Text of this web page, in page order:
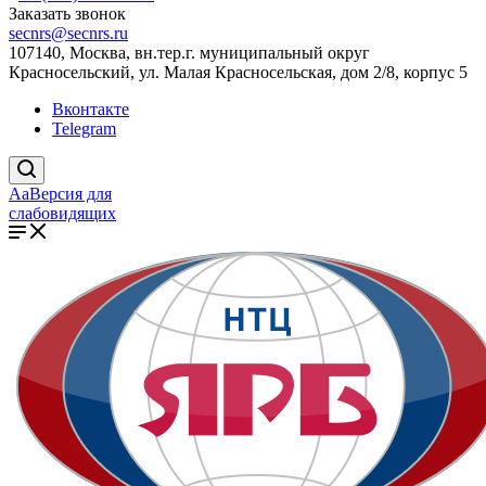
Заказать звонок
secnrs@secnrs.ru
107140, Москва, вн.тер.г. муниципальный округ
Красносельский, ул. Малая Красносельская, дом 2/8, корпус 5
Вконтакте
Telegram
AaВерсия для
слабовидящих